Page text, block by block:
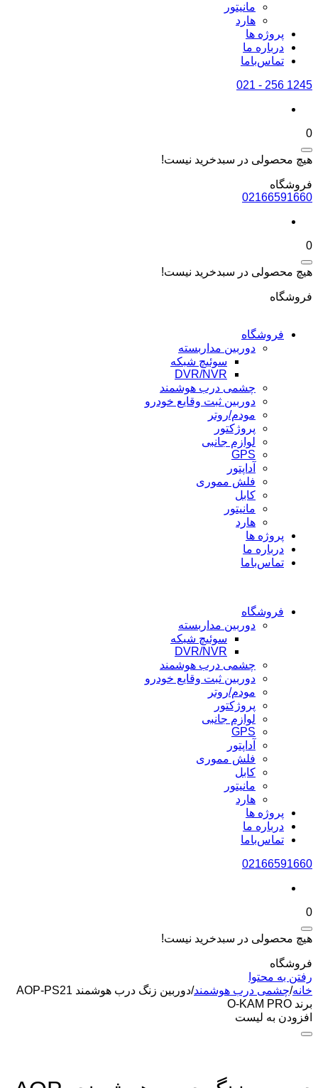
مانیتور
هارد
پروژه ها
درباره ما
تماس‌باما
1245 256 - 021
0
هیچ محصولی در سبدخرید نیست!
فروشگاه
02166591660
0
هیچ محصولی در سبدخرید نیست!
فروشگاه
فروشگاه
دوربین مداربسته
سوئیچ شبکه
DVR/NVR
چشمی درب هوشمند
دوربین ثبت وقایع خودرو
مودم/روتر
پروژکتور
لوازم جانبی
GPS
آداپتور
فلش مموری
کابل
مانیتور
هارد
پروژه ها
درباره ما
تماس‌باما
فروشگاه
دوربین مداربسته
سوئیچ شبکه
DVR/NVR
چشمی درب هوشمند
دوربین ثبت وقایع خودرو
مودم/روتر
پروژکتور
لوازم جانبی
GPS
آداپتور
فلش مموری
کابل
مانیتور
هارد
پروژه ها
درباره ما
تماس‌باما
02166591660
0
هیچ محصولی در سبدخرید نیست!
فروشگاه
رفتن به محتوا
خانه/چشمی درب هوشمند/
دوربین زنگ درب هوشمند AOP-PS21
برند O-KAM PRO
افزودن به لیست